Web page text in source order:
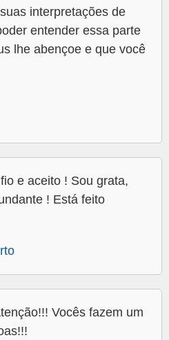
interpretações de
entender essa parte
lhe abençoe e que você
e aceito ! Sou grata,
! Está feito
Vocês fazem um